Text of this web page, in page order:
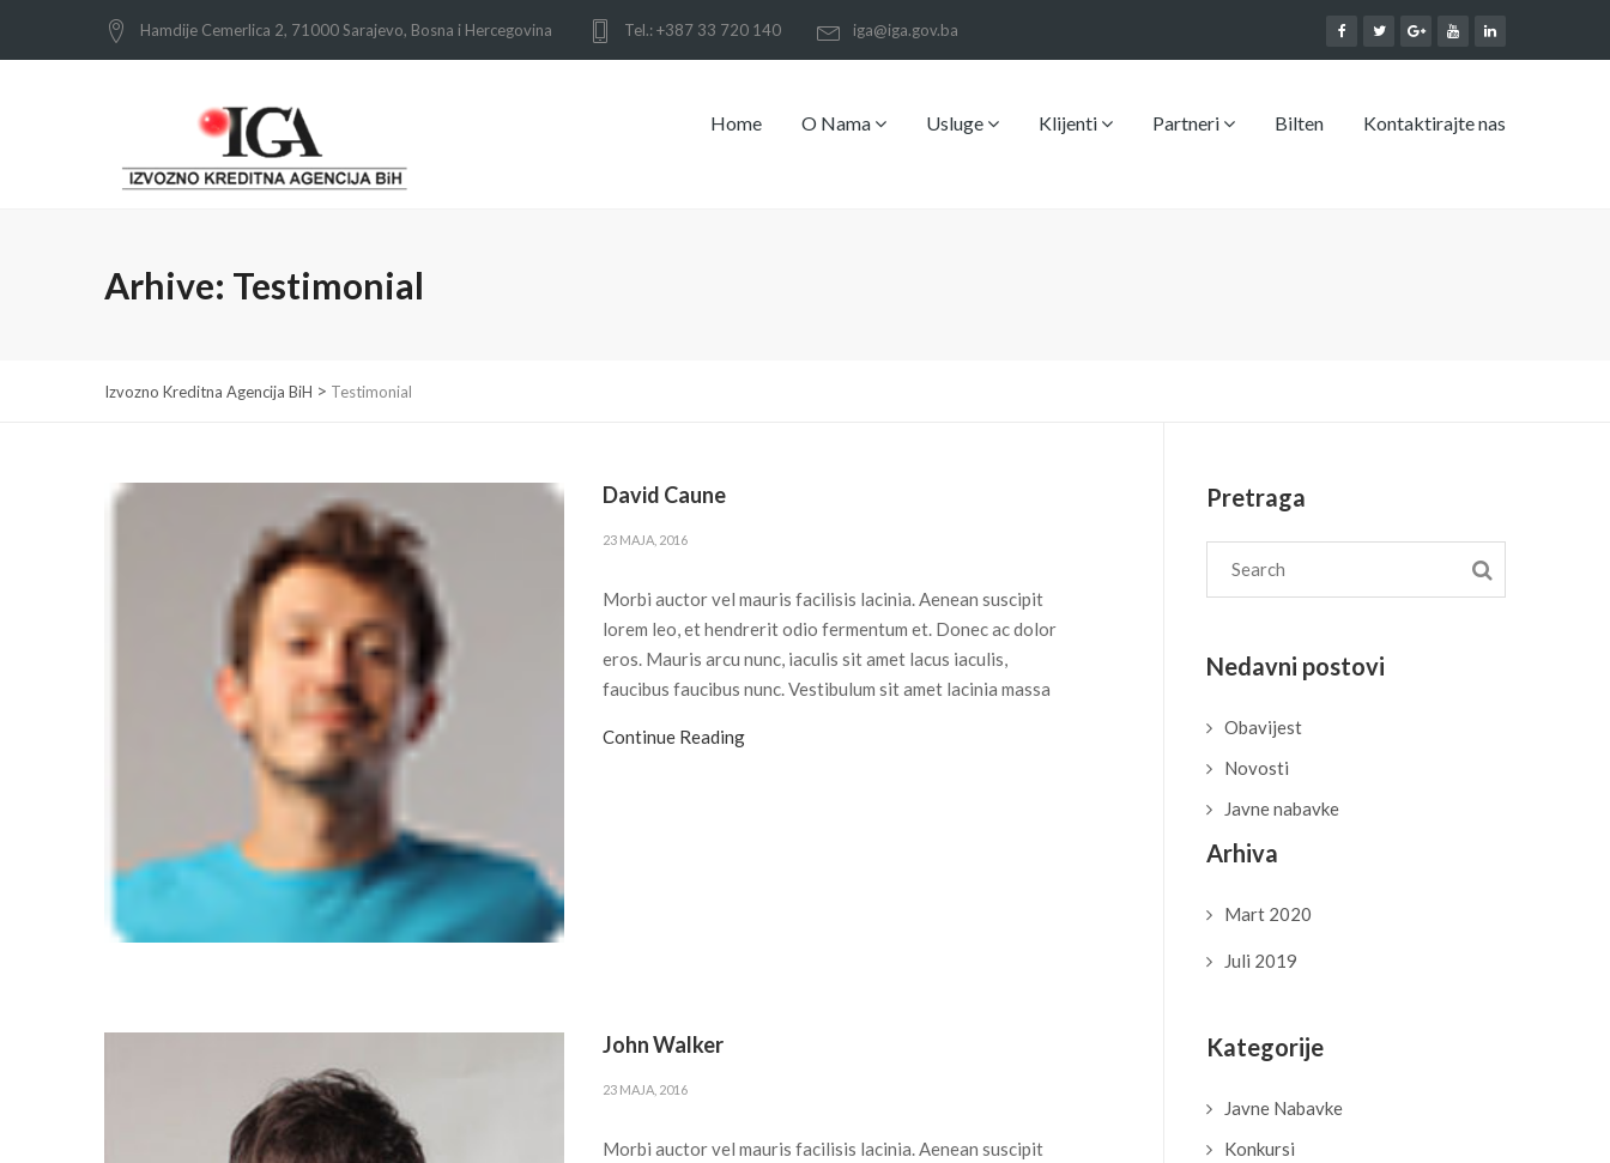
Hamdije Cemerlica 2, 71000 Sarajevo, Bosna i Hercegovina Tel.: +387 33 720 140 iga@iga.gov.ba
Home O Nama Usluge Klijenti Partneri Bilten Kontaktirajte nas
Arhive: Testimonial
Izvozno Kreditna Agencija BiH > Testimonial
David Caune
23 MAJA, 2016
Morbi auctor vel mauris facilisis lacinia. Aenean suscipit
lorem leo, et hendrerit odio fermentum et. Donec ac dolor
eros. Mauris arcu nunc, iaculis sit amet lacus iaculis,
faucibus faucibus nunc. Vestibulum sit amet lacinia massa
Continue Reading
John Walker
23 MAJA, 2016
Morbi auctor vel mauris facilisis lacinia. Aenean suscipit
Pretraga
Nedavni postovi
Obavijest
Novosti
Javne nabavke
Arhiva
Mart 2020
Juli 2019
Kategorije
Javne Nabavke
Konkursi